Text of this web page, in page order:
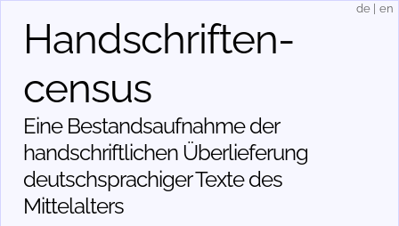
Handschriften­
census
Eine Bestandsaufnahme der
handschriftlichen Über­lieferung
deutschsprachiger Texte des
Mittelalters
de en